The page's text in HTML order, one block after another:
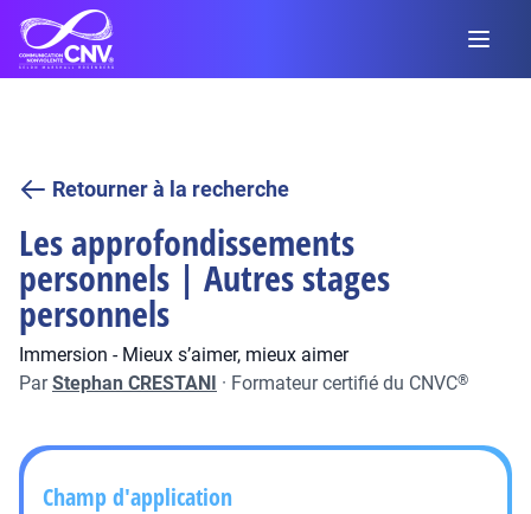
Retourner à la recherche
Les approfondissements
personnels | Autres stages
personnels
Immersion - Mieux s’aimer, mieux aimer
ParStephan CRESTANI · Formateur certifié du CNVC®
Champ d'application